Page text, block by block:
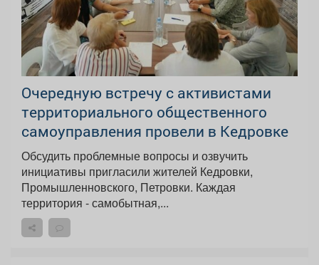
Очередную встречу с активистами
территориального общественного
самоуправления провели в Кедровке
Обсудить проблемные вопросы и озвучить
инициативы пригласили жителей Кедровки,
Промышленновского, Петровки. Каждая
территория - самобытная,...